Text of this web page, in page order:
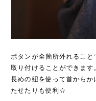
ボタンが全箇所外れるこ
取り付けることができます
長めの紐を使って首から
たせたりも便利☆